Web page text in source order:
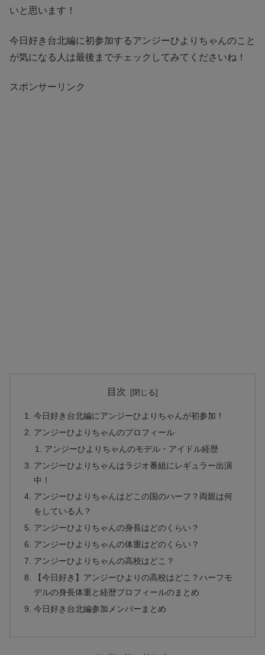
いと思います！
今日好き台北編に初参加するアンジーひよりちゃんのこと
が気になる人は最後までチェックしてみてくださいね！
スポンサーリンク
目次
今日好き台北編にアンジーひよりちゃんが初参加！
アンジーひよりちゃんのプロフィール
アンジーひよりちゃんのモデル・アイドル経歴
アンジーひよりちゃんはラジオ番組にレギュラー出演
中！
アンジーひよりちゃんはどこの国のハーフ？両親は何
をしている人？
アンジーひよりちゃんの身長はどのくらい？
アンジーひよりちゃんの体重はどのくらい？
アンジーひよりちゃんの高校はどこ？
【今日好き】アンジーひよりの高校はどこ？ハーフモ
デルの身長体重と経歴プロフィールのまとめ
今日好き台北編参加メンバーまとめ